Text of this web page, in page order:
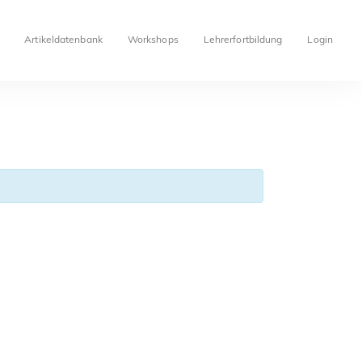
Artikeldatenbank Workshops Lehrerfortbildung Login